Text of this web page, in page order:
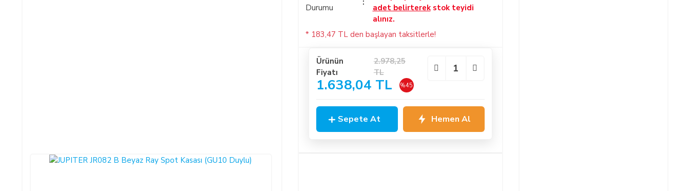
Durumu
adet belirterekstok teyidi
alınız.
* 183,47 TL den başlayan taksitlerle!
Ürünün
Fiyatı
2.978,25
TL
1.638,04 TL %45
Sepete At Hemen Al